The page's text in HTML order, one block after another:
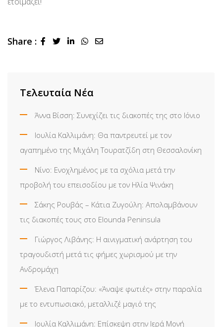
Share : LinkedInWhatsapp
Share
Τελευταία Νέα
Άννα Βίσση: Συνεχίζει τις διακοπές της στο Ιόνιο
Ιουλία Καλλιμάνη: Θα παντρευτεί με τον
αγαπημένο της Μιχάλη Τουρατζίδη στη Θεσσαλονίκη
Νίνο: Ενοχλημένος με τα σχόλια μετά την
προβολή του επεισοδίου με τον Ηλία Ψινάκη
Σάκης Ρουβάς – Κάτια Ζυγούλη: Απολαμβάνουν
τις διακοπές τους στο Elounda Peninsula
Γιώργος Λιβάνης: Η αινιγματική ανάρτηση του
τραγουδιστή μετά τις φήμες χωρισμού με την
Ανδρομάχη
Έλενα Παπαρίζου: «Άναψε φωτιές» στην παραλία
με το εντυπωσιακό, μεταλλιζέ μαγιό της
Ιουλία Καλλιμάνη: Επίσκεψη στην Ιερά Μονή